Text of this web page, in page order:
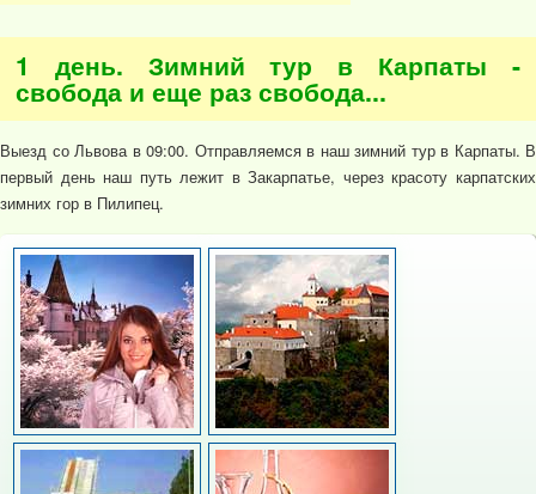
1 день. Зимний тур в Карпаты -
свобода и еще раз свобода...
Выезд со Львова в 09:00. Отправляемся в наш зимний тур в Карпаты. В
первый день наш путь лежит в Закарпатье, через красоту карпатских
зимних гор в Пилипец.